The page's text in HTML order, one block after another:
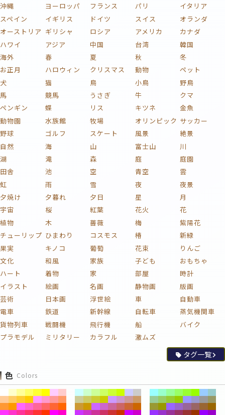
沖縄
ヨーロッパ フランス パリ
イタリア
スペイン
イギリス ドイツ スイス
オランダ
オーストリア ギリシャ ロシア アメリカ
カナダ
ハワイ
アジア 中国 台湾
韓国
海外
春 夏 秋
冬
お正月
ハロウィン クリスマス 動物
ペット
犬
猫 鳥 小鳥
野鳥
馬
競馬 うさぎ 牛
クマ
ペンギン
蝶 リス キツネ
金魚
動物園
水族館 牧場 オリンピック サッカー
野球
ゴルフ スケート 風景
絶景
自然
海 山 富士山
川
湖
滝 森 庭
庭園
田舎
池 空 青空
雲
虹
雨 雪 夜
夜景
夕焼け
夕暮れ 夕日 星
月
宇宙
桜 紅葉 花火
花
植物
木 薔薇 梅
紫陽花
チューリップ ひまわり コスモス 椿
新緑
果実
キノコ 葡萄 花束
りんご
文化
和風 家族 子ども
おもちゃ
ハート
着物 家 部屋
時計
イラスト
絵画 名画 静物画
版画
芸術
日本画 浮世絵 車
自動車
電車
鉄道 新幹線 自転車
蒸気機関車
貨物列車
戦闘機 飛行機 船
バイク
プラモデル
ミリタリー カラフル 激ムズ
タグ一覧
色 Colors